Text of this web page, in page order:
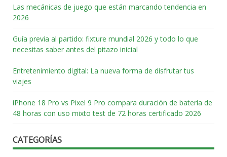
Las mecánicas de juego que están marcando tendencia en
2026
Guía previa al partido: fixture mundial 2026 y todo lo que
necesitas saber antes del pitazo inicial
Entretenimiento digital: La nueva forma de disfrutar tus
viajes
iPhone 18 Pro vs Pixel 9 Pro compara duración de batería de
48 horas con uso mixto test de 72 horas certificado 2026
CATEGORÍAS